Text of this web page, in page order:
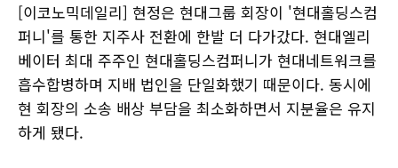
[이코노믹데일리] 현정은 현대그룹 회장이 '현대홀딩스컴
퍼니'를 통한 지주사 전환에 한발 더 다가갔다. 현대엘리
베이터 최대 주주인 현대홀딩스컴퍼니가 현대네트워크를
흡수합병하며 지배 법인을 단일화했기 때문이다. 동시에
현 회장의 소송 배상 부담을 최소화하면서 지분율은 유지
하게 됐다.